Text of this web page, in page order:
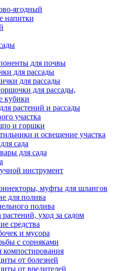
ягодный
напитки
для почвы
для рассады
для рассады
для рассады,
кубики
растений и рассады
участка
и горшки
и освещение участка
сада
для сада
инструмент
муфты для шлангов
для полива
полива
уход за садом
средства
и мусора
с сорняками
компостирования
от болезней
от вредителей